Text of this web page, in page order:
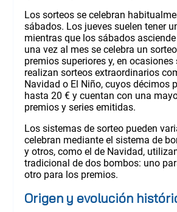
Los sorteos se celebran
sábados. Los jueves suelen tener
mientras que los sábados
una vez al mes se celebra un
premios superiores y, en ocasiones
realizan sorteos extraordinarios
Navidad o El Niño, cuyos décimos
hasta 20 € y cuentan con una
premios y series emitidas.
Los sistemas de sorteo pueden
celebran mediante el sistema de
y otros, como el de Navidad,
tradicional de dos bombos: uno
otro para los premios.
Origen y evolución